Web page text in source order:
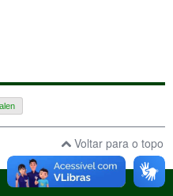
Voltar para o topo